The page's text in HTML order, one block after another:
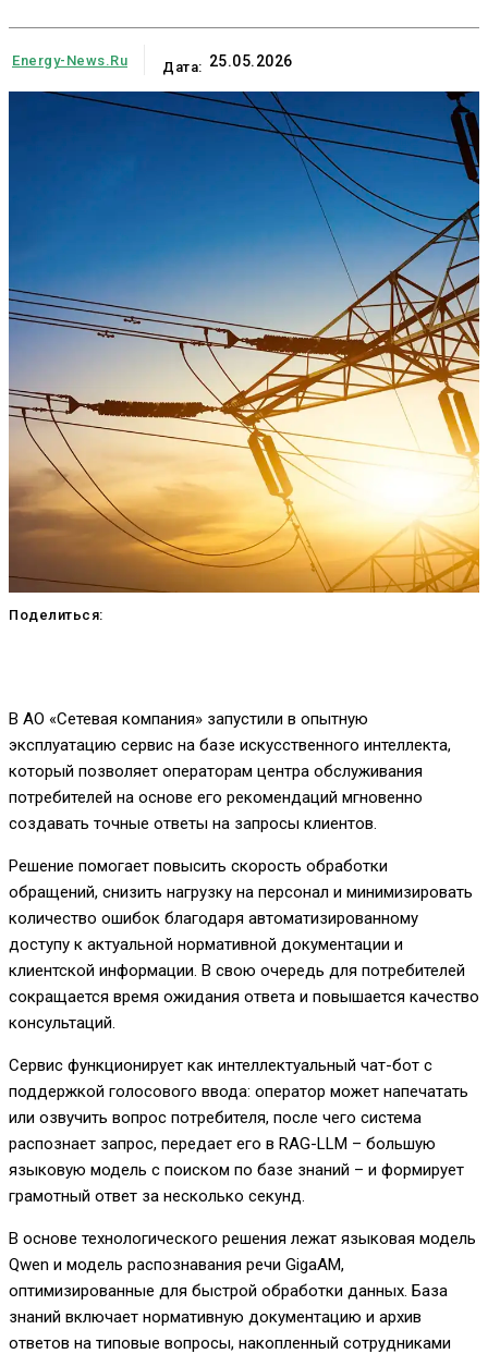
Energy-News.ru Дата: 25.05.2026
Поделиться:
В АО «Сетевая компания» запустили в опытную
эксплуатацию сервис на базе искусственного интеллекта,
который позволяет операторам центра обслуживания
потребителей на основе его рекомендаций мгновенно
создавать точные ответы на запросы клиентов.
Решение помогает повысить скорость обработки
обращений, снизить нагрузку на персонал и минимизировать
количество ошибок благодаря автоматизированному
доступу к актуальной нормативной документации и
клиентской информации. В свою очередь для потребителей
сокращается время ожидания ответа и повышается качество
консультаций.
Сервис функционирует как интеллектуальный чат-бот с
поддержкой голосового ввода: оператор может напечатать
или озвучить вопрос потребителя, после чего система
распознает запрос, передает его в RAG-LLM – большую
языковую модель с поиском по базе знаний – и формирует
грамотный ответ за несколько секунд.
В основе технологического решения лежат языковая модель
Qwen и модель распознавания речи GigaAM,
оптимизированные для быстрой обработки данных. База
знаний включает нормативную документацию и архив
ответов на типовые вопросы, накопленный сотрудниками